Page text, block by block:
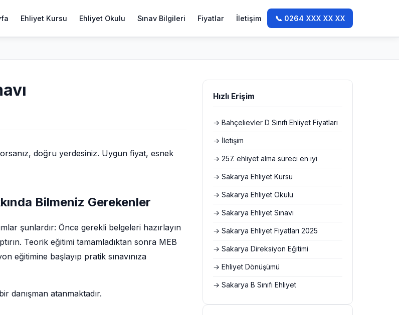
Ehliyet Kursu Ehliyet Okulu Sınav Bilgileri Fiyatlar İletişim 📞 0264 XXX XX XX
doğru yerdesiniz. Uygun fiyat, esnek
Bilmeniz Gerekenler
şunlardır: Önce gerekli belgeleri hazırlayın
Teorik eğitimi tamamladıktan sonra MEB
eğitimine başlayıp pratik sınavınıza
danışman atanmaktadır.
Hızlı Erişim
→ Bahçelievler D Sınıfı Ehliyet Fiyatları
→ İletişim
→ 257. ehliyet alma süreci en iyi
→ Sakarya Ehliyet Kursu
→ Sakarya Ehliyet Okulu
→ Sakarya Ehliyet Sınavı
→ Sakarya Ehliyet Fiyatları 2025
→ Sakarya Direksiyon Eğitimi
→ Ehliyet Dönüşümü
→ Sakarya B Sınıfı Ehliyet